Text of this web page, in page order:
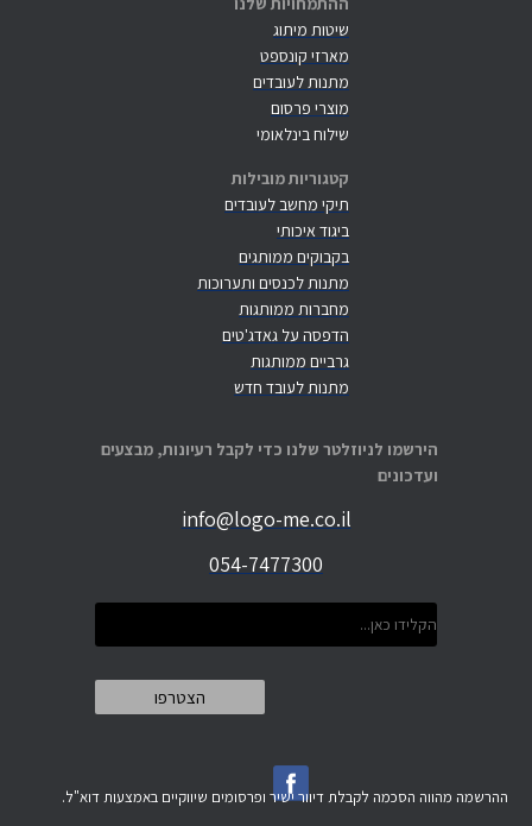
שיטות מיתוג
מארזי קונספט
מתנות לעובדים
מוצרי פרסום
שילוח בינלאומי
קטגוריות מובילות
תיקי מחשב לעובדים
ביגוד איכותי
בקבוקים ממותגים
מתנות לכנסים ותערוכות
מחברות ממותגות
הדפסה על גאדג'טים
גרביים ממותגות
מתנות לעובד חדש
הירשמו לניוזלטר שלנו כדי לקבל רעיונות, מבצעים
ועדכונים
info@logo-me.co.il
054-7477300
ההרשמה מהווה הסכמה לקבלת דיוור ישיר ופרסומים שיווקיים באמצעות דוא"ל.